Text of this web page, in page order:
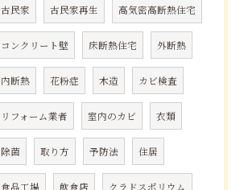
古民家 古民家再生 高気密高断熱住宅
コンクリート壁 床断熱住宅 外断熱
内断熱 花粉症 木造 カビ検査
リフォーム業者 室内のカビ 衣類
除菌 取り方 予防法 住居
食品工場 飲食店 クラドスポリウム